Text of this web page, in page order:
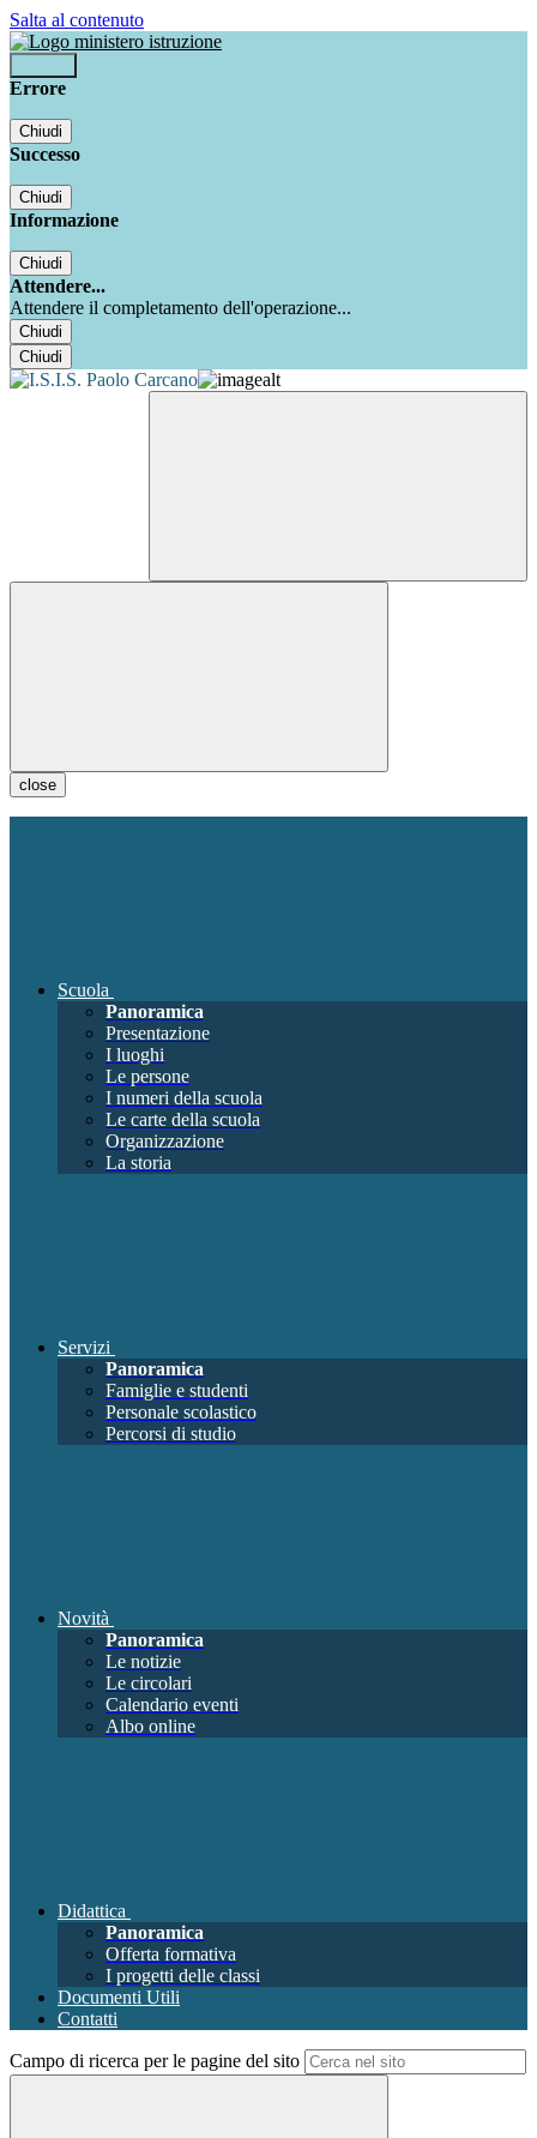
Salta al contenuto
Errore
Chiudi
Successo
Chiudi
Informazione
Chiudi
Attendere...
Attendere il completamento dell'operazione...
Chiudi
Chiudi
close
Scuola
Panoramica
Presentazione
I luoghi
Le persone
I numeri della scuola
Le carte della scuola
Organizzazione
La storia
Servizi
Panoramica
Famiglie e studenti
Personale scolastico
Percorsi di studio
Novità
Panoramica
Le notizie
Le circolari
Calendario eventi
Albo online
Didattica
Panoramica
Offerta formativa
I progetti delle classi
Documenti Utili
Contatti
Campo di ricerca per le pagine del sito